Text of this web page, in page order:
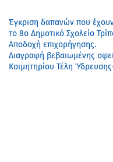
Έγκριση δαπανών που
το 8ο Δημοτικό Σχολείο
Αποδοχή επιχορήγησης.
Διαγραφή βεβαιωμένης
Κοιμητηρίου Τέλη